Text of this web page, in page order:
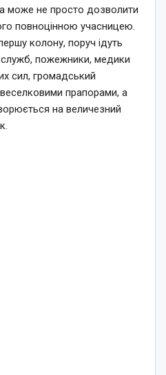
може не просто дозволити
повноцінною учасницею.
колону, поруч ідуть
служб, пожежники, медики
сил, громадський
прапорами, а
на величезний